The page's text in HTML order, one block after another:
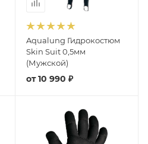
Aqualung Гидрокостюм
Skin Suit 0,5мм
(Мужской)
от10 990 ₽